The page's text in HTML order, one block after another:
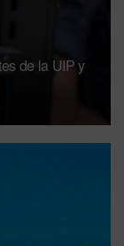
de la UIP y